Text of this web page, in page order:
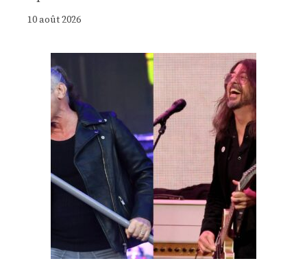
10 août 2026